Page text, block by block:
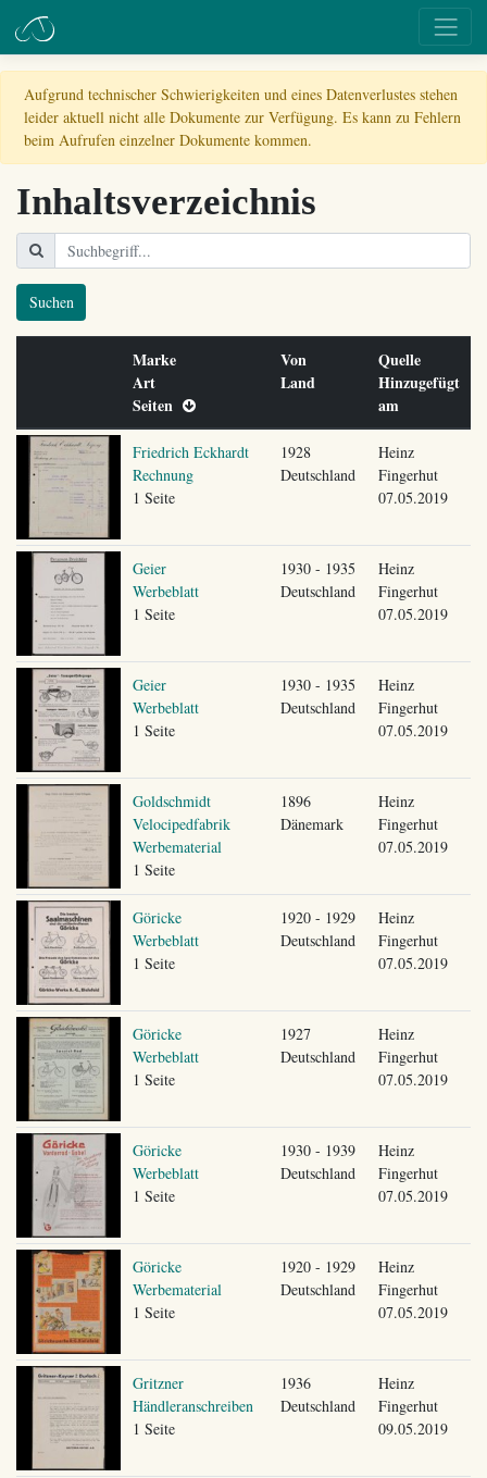
Aufgrund technischer Schwierigkeiten und eines Datenverlustes stehen
leider aktuell nicht alle Dokumente zur Verfügung. Es kann zu Fehlern
beim Aufrufen einzelner Dokumente kommen.
Inhaltsverzeichnis
Suchen
Marke
Art
Seiten
Von
Land
Quelle
Hinzugefügt
am
Friedrich Eckhardt
Rechnung
1 Seite
1928
Deutschland
Heinz
Fingerhut
07.05.2019
Geier
Werbeblatt
1 Seite
1930 - 1935
Deutschland
Heinz
Fingerhut
07.05.2019
Geier
Werbeblatt
1 Seite
1930 - 1935
Deutschland
Heinz
Fingerhut
07.05.2019
Goldschmidt
Velocipedfabrik
Werbematerial
1 Seite
1896
Dänemark
Heinz
Fingerhut
07.05.2019
Göricke
Werbeblatt
1 Seite
1920 - 1929
Deutschland
Heinz
Fingerhut
07.05.2019
Göricke
Werbeblatt
1 Seite
1927
Deutschland
Heinz
Fingerhut
07.05.2019
Göricke
Werbeblatt
1 Seite
1930 - 1939
Deutschland
Heinz
Fingerhut
07.05.2019
Göricke
Werbematerial
1 Seite
1920 - 1929
Deutschland
Heinz
Fingerhut
07.05.2019
Gritzner
Händleranschreiben
1 Seite
1936
Deutschland
Heinz
Fingerhut
09.05.2019